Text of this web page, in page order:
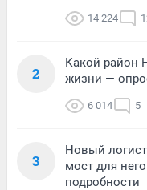
14 224
2
Какой район
жизни —
6 014 5
3
Новый
мост для
подробности